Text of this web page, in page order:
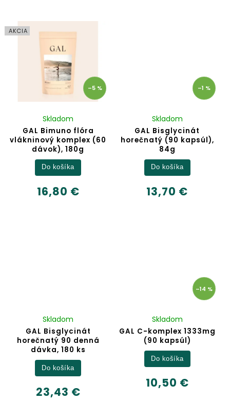
AKCIA
–5 %
GAL Bimuno flóra
vlákninový komplex (60
dávok), 180g
Skladom
16,80 €
Do košíka
–1 %
GAL Bisglycinát
horečnatý (90 kapsúl),
84g
Skladom
13,70 €
Do košíka
GAL Bisglycinát
horečnatý 90 denná
dávka, 180 ks
Skladom
23,43 €
Do košíka
–14 %
GAL C-komplex 1333mg
(90 kapsúl)
Skladom
10,50 €
Do košíka